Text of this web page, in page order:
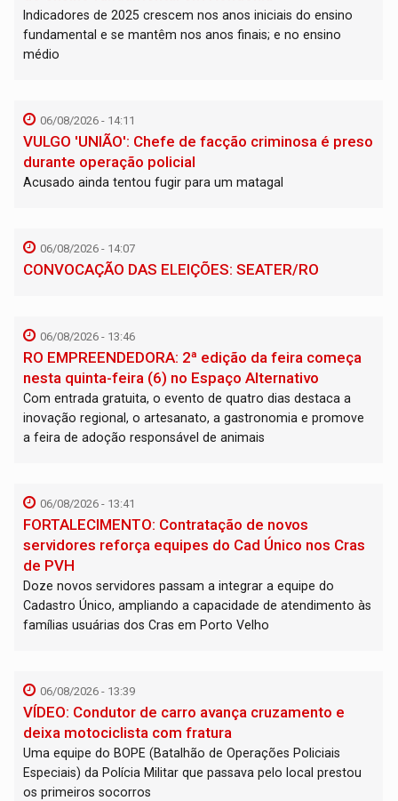
Indicadores de 2025 crescem nos anos iniciais do ensino
fundamental e se mantêm nos anos finais; e no ensino
médio
06/08/2026 - 14:11
VULGO 'UNIÃO': Chefe de facção criminosa é preso
durante operação policial
Acusado ainda tentou fugir para um matagal
06/08/2026 - 14:07
CONVOCAÇÃO DAS ELEIÇÕES: SEATER/RO
06/08/2026 - 13:46
RO EMPREENDEDORA: 2ª edição da feira começa
nesta quinta-feira (6) no Espaço Alternativo
Com entrada gratuita, o evento de quatro dias destaca a
inovação regional, o artesanato, a gastronomia e promove
a feira de adoção responsável de animais
06/08/2026 - 13:41
FORTALECIMENTO: Contratação de novos
servidores reforça equipes do Cad Único nos Cras
de PVH
Doze novos servidores passam a integrar a equipe do
Cadastro Único, ampliando a capacidade de atendimento às
famílias usuárias dos Cras em Porto Velho
06/08/2026 - 13:39
VÍDEO: Condutor de carro avança cruzamento e
deixa motociclista com fratura
Uma equipe do BOPE (Batalhão de Operações Policiais
Especiais) da Polícia Militar que passava pelo local prestou
os primeiros socorros